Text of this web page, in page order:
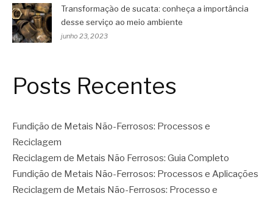
Transformação de sucata: conheça a importância
desse serviço ao meio ambiente
junho 23, 2023
Posts Recentes
Fundição de Metais Não-Ferrosos: Processos e
Reciclagem
Reciclagem de Metais Não Ferrosos: Guia Completo
Fundição de Metais Não-Ferrosos: Processos e Aplicações
Reciclagem de Metais Não-Ferrosos: Processo e